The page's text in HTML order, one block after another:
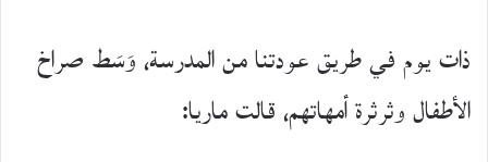
ذات يوم في طريق عودتنا من المدرسة، وَسَط صراخ
اﻷطفال وثرثرة أمهاتهم، قالت ماريا: